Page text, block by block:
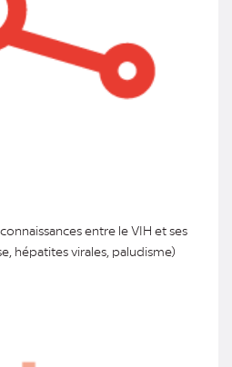
entre le VIH et ses
hépatites virales, paludisme)